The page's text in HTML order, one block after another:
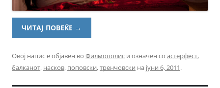
ЧИТАЈ ПОВЕЌЕ →
Овој напис е објавен во Филмополис и означен со астерфест,
балканот, насков, поповски,тренчовски на јуни 6, 2011.